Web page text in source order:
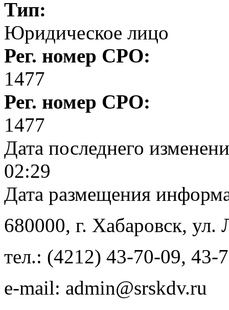
Тип:
Юридическое лицо
Рег. номер СРО:
1477
Рег. номер СРО:
1477
Дата последнего
02:29
Дата размещения
680000, г. Хабаровск, ул.
тел.: (4212) 43-70-09, 43-
e-mail: admin@srskdv.ru